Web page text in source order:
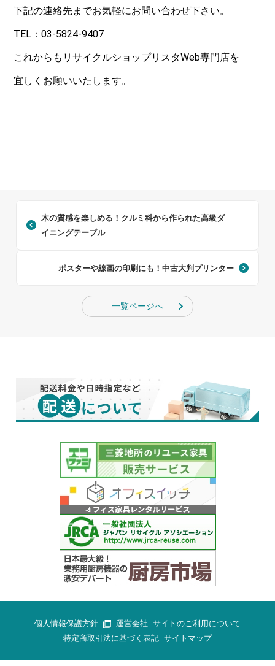
下記の連絡先までお気軽にお問い合わせ下さい。
TEL：03-5824-9407
これからもリサイクルショップリスタWeb専門店を
宜しくお願いいたします。
木の質感を楽しめる！クルミ科から作られた高級ダ
イニングテーブル
ポスターや線画の印刷にも！中古大判プリンター
一覧ページへ
個人情報保護方針 運営会社 サイトのご利用について
特定商取引法に基づく表記 サイトマップ